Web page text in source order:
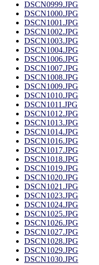
DSCN0999.JPG
DSCN1000.JPG
DSCN1001.JPG
DSCN1002.JPG
DSCN1003.JPG
DSCN1004.JPG
DSCN1006.JPG
DSCN1007.JPG
DSCN1008.JPG
DSCN1009.JPG
DSCN1010.JPG
DSCN1011.JPG
DSCN1012.JPG
DSCN1013.JPG
DSCN1014.JPG
DSCN1016.JPG
DSCN1017.JPG
DSCN1018.JPG
DSCN1019.JPG
DSCN1020.JPG
DSCN1021.JPG
DSCN1023.JPG
DSCN1024.JPG
DSCN1025.JPG
DSCN1026.JPG
DSCN1027.JPG
DSCN1028.JPG
DSCN1029.JPG
DSCN1030.JPG